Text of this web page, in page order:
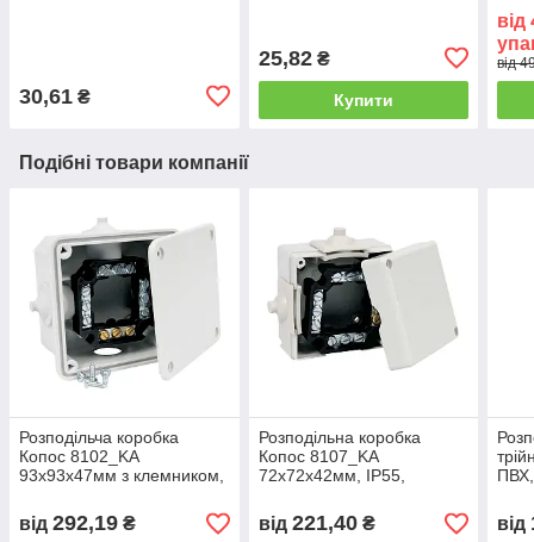
30,61 ₴
25,82₴
Купити
від
від
Подібні товари компанії
Розподільча коробка
Копос 8102_KA
93х93х47мм з клемником,
від 292,19 ₴
Розподільна коробка
Копос 8107_KA
72х72х42мм, IP55,
від 221,40₴ від